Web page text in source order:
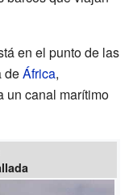
en el punto de las
deÁfrica,
un canal marítimo